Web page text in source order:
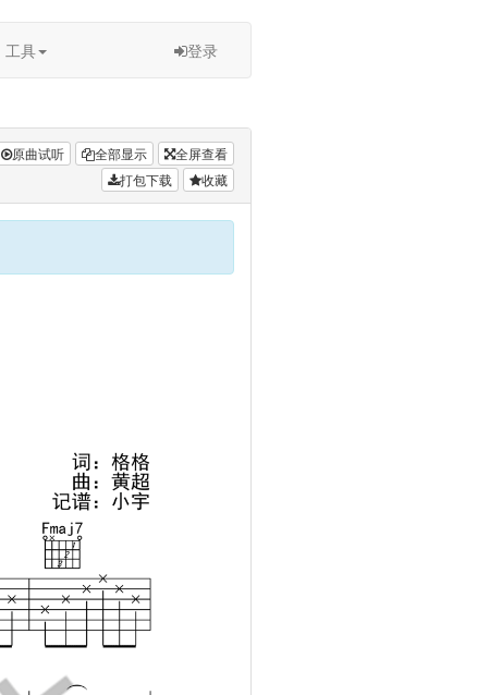
工具 登录
原曲试听 全部显示
全屏查看
打包下载
收藏